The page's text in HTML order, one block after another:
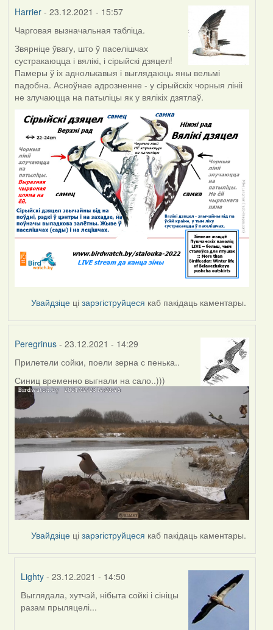
Harrier- 23.12.2021 - 15:57
Чарговая вызначальная табліца.
Звярніце ўвагу, што ў паселішчах
сустракаюцца і вялікі, і сірыйскі дзяцел!
Памеры ў іх аднолькавыя і выглядаюць яны вельмі
падобна. Асноўнае адрозненне - у сірыйскіх чорныя лініі
не злучаюцца на патыліцы як у вялікіх дзятлаў.
Увайдзіце цізарэгіструйцеся каб пакідаць каментары.
Peregrinus- 23.12.2021 - 14:29
Прилетели сойки, поели зерна с пенька..
Синиц временно выгнали на сало..)))
Увайдзіце цізарэгіструйцеся каб пакідаць каментары.
Lighty - 23.12.2021 - 14:50
In
reply
Выглядала, хутчэй, нібыта сойкі і сініцы
разам прыляцелі...